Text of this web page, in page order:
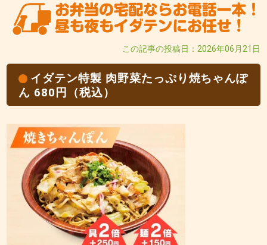
この記事の投稿日：2026年06月21日
イダテン特製 肉野菜たっぷり焼ちゃんぽ
ん 680円（税込）